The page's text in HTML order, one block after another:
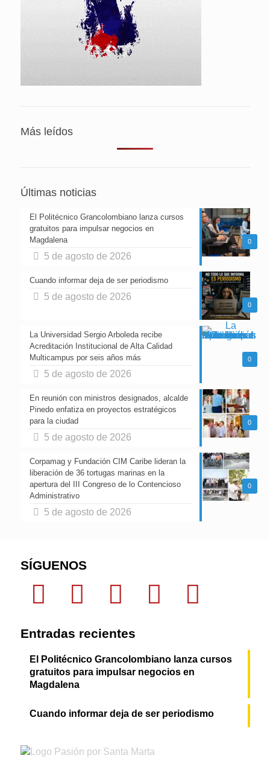
Más leídos
Últimas noticias
0
El Politécnico Grancolombiano lanza cursos
gratuitos para impulsar negocios en
Magdalena
5 de agosto de 2026
0
Cuando informar deja de ser periodismo
5 de agosto de 2026
0
La Universidad Sergio Arboleda recibe
Acreditación Institucional de Alta Calidad
Multicampus por seis años más
5 de agosto de 2026
0
En reunión con ministros designados, alcalde
Pinedo enfatiza en proyectos estratégicos
para la ciudad
5 de agosto de 2026
0
Corpamag y Fundación CIM Caribe lideran la
liberación de 36 tortugas marinas en la
apertura del III Congreso de lo Contencioso
Administrativo
5 de agosto de 2026
SÍGUENOS
Entradas recientes
El Politécnico Grancolombiano lanza cursos
gratuitos para impulsar negocios en
Magdalena
Cuando informar deja de ser periodismo